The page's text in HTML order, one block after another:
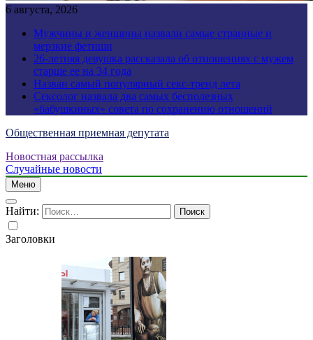
6 августа, 2026
Мужчины и женщины назвали самые странные и
мерзкие фетиши
26-летняя девушка рассказала об отношениях с мужем
старше ее на 34 года
Назван самый популярный секс-тренд лета
Сексолог назвала два самых бесполезных
«бабушкиных» совета по сохранению отношений
Общественная приемная депутата
Новостная рассылка
Случайные новости
Меню
Найти:
Заголовки